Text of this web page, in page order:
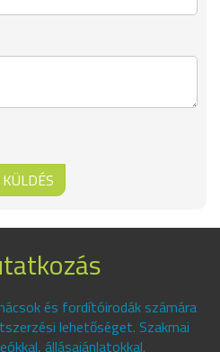
KÜLDÉS
és fordítóirodák számára
lehetőséget. Szakmai
állásajánlatokkal.